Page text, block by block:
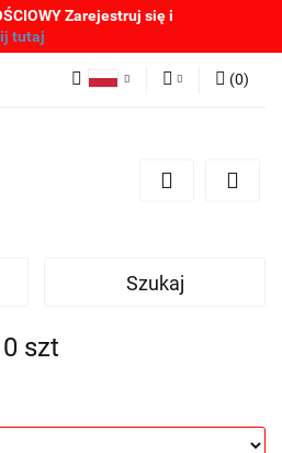
Zarejestruj się i
tutaj
Zarejestruj się
(0)
Szukaj
szt